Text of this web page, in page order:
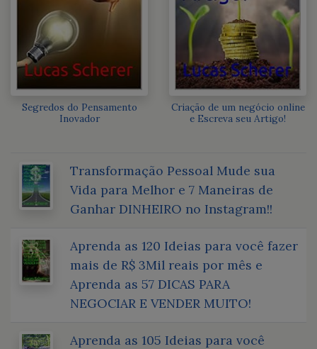
Segredos do Pensamento
Inovador
Criação de um negócio online
e Escreva seu Artigo!
Transformação Pessoal Mude sua
Vida para Melhor e 7 Maneiras de
Ganhar DINHEIRO no Instagram!!
Aprenda as 120 Ideias para você fazer
mais de R$ 3Mil reais por mês e
Aprenda as 57 DICAS PARA
NEGOCIAR E VENDER MUITO!
Aprenda as 105 Ideias para você